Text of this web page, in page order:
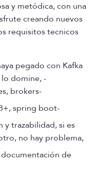
y metódica, con una
creando nuevos
requisitos tecnicos
pegado con Kafka
domine, -
brokers-
spring boot-
y trazabilidad, si es
no hay problema,
de